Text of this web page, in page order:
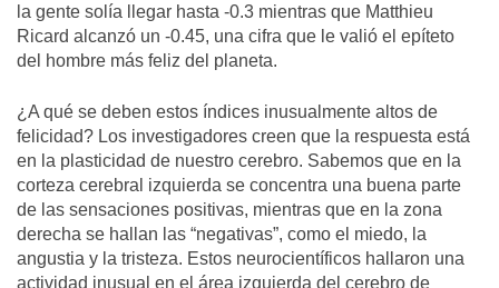
la gente solía llegar hasta -0.3 mientras que Matthieu
Ricard alcanzó un -0.45, una cifra que le valió el epíteto
del hombre más feliz del planeta.
¿A qué se deben estos índices inusualmente altos de
felicidad? Los investigadores creen que la respuesta está
en la plasticidad de nuestro cerebro. Sabemos que en la
corteza cerebral izquierda se concentra una buena parte
de las sensaciones positivas, mientras que en la zona
derecha se hallan las “negativas”, como el miedo, la
angustia y la tristeza. Estos neurocientíficos hallaron una
actividad inusual en el área izquierda del cerebro de